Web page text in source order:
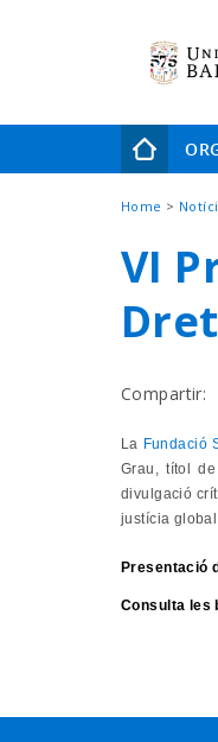
Fil
Home
VI
Compartir:
La Fundació
Grau, títol
divulgació
justícia
Presentació
Consulta les